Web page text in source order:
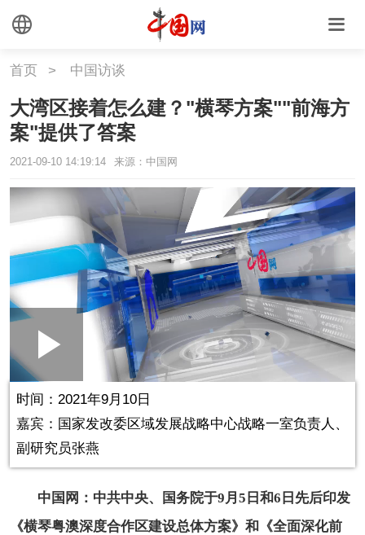
首页 > 中国访谈
大湾区接着怎么建？"横琴方案""前海方
案"提供了答案
2021-09-10 14:19:14 来源：中国网
Play
Video
Picture-
in-
Picture
时间：2021年9月10日
嘉宾：国家发改委区域发展战略中心战略一室负责人、
副研究员张燕
中国网：中共中央、国务院于9月5日和6日先后印发
《横琴粤澳深度合作区建设总体方案》和《全面深化前